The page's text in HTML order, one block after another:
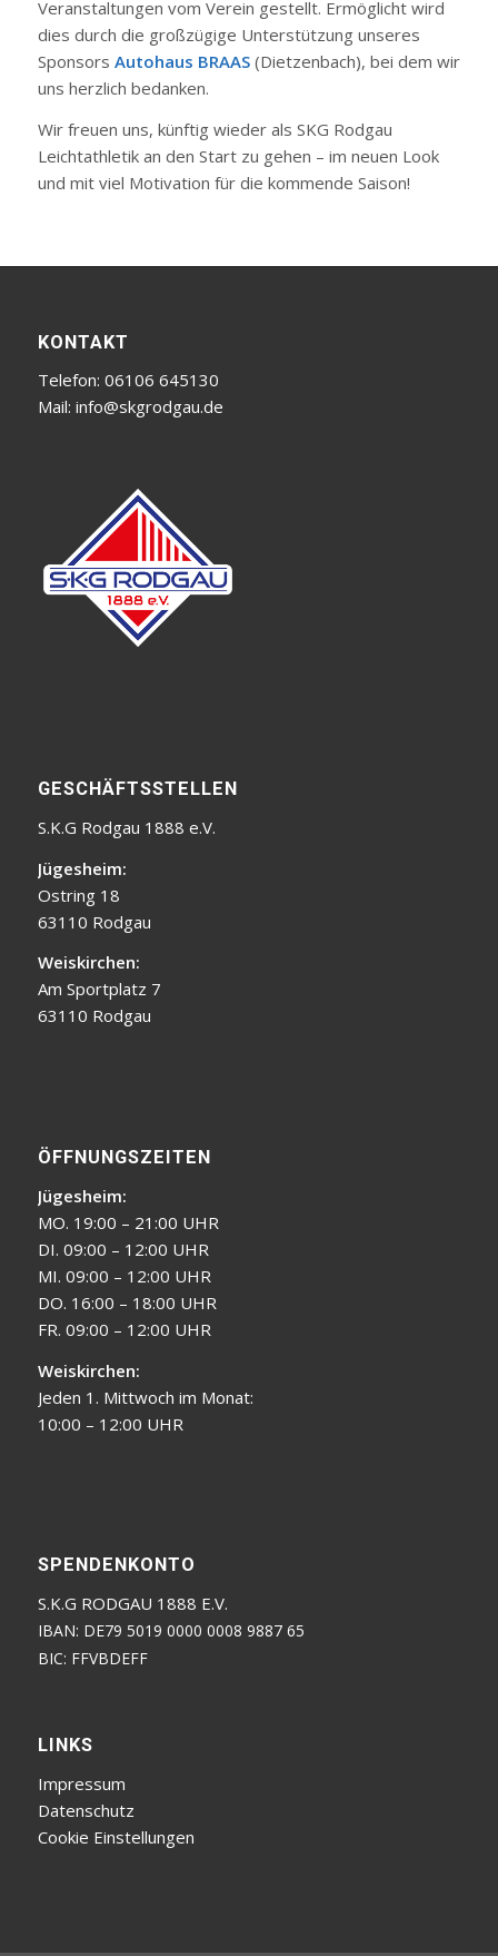
Veranstaltungen vom Verein gestellt. Ermöglicht wird
dies durch die großzügige Unterstützung unseres
Sponsors Autohaus BRAAS (Dietzenbach), bei dem wir
uns herzlich bedanken.
Wir freuen uns, künftig wieder als SKG Rodgau
Leichtathletik an den Start zu gehen – im neuen Look
und mit viel Motivation für die kommende Saison!
KONTAKT
Telefon: 06106 645130
Mail: info@skgrodgau.de
GESCHÄFTSSTELLEN
S.K.G Rodgau 1888 e.V.
Jügesheim:
Ostring 18
63110 Rodgau
Weiskirchen:
Am Sportplatz 7
63110 Rodgau
ÖFFNUNGSZEITEN
Jügesheim:
MO. 19:00 – 21:00 UHR
DI. 09:00 – 12:00 UHR
MI. 09:00 – 12:00 UHR
DO. 16:00 – 18:00 UHR
FR. 09:00 – 12:00 UHR
Weiskirchen:
Jeden 1. Mittwoch im Monat:
10:00 – 12:00 UHR
SPENDENKONTO
S.K.G RODGAU 1888 E.V.
IBAN: DE79 5019 0000 0008 9887 65
BIC: FFVBDEFF
LINKS
Impressum
Datenschutz
Cookie Einstellungen